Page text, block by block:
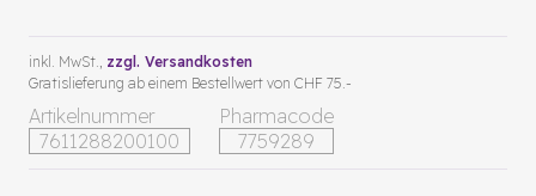
Artikelnummer
7611288200100
Pharmacode
7759289
inkl. MwSt., zzgl. Versandkosten
Gratislieferung ab einem Bestellwert von CHF 75.-